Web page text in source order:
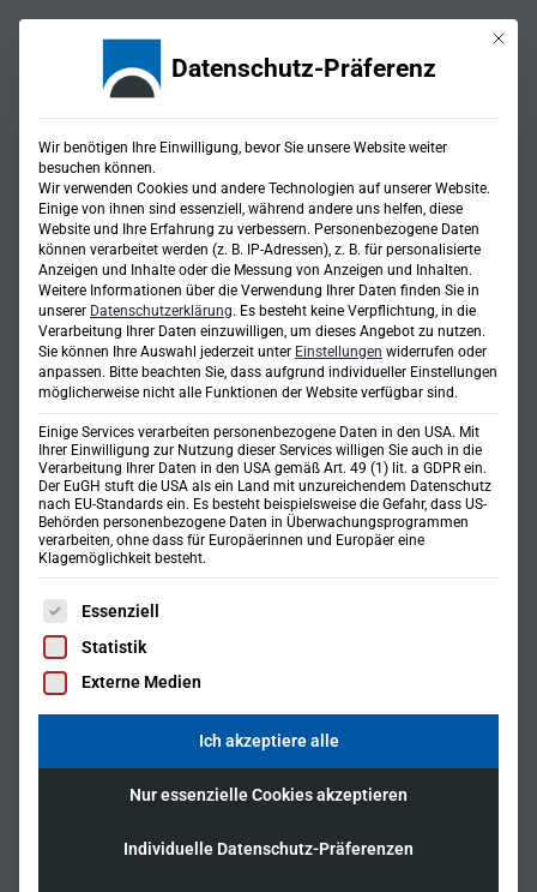
Spartenkoordination
Mit
Datenschutz-Präferenz
Wir benötigen Ihre Einwilligung, bevor Sie unsere Website weiter
besuchen können.
Wir verwenden Cookies und andere Technologien auf unserer Website.
Einige von ihnen sind essenziell, während andere uns helfen, diese
Website und Ihre Erfahrung zu verbessern. Personenbezogene Daten
können verarbeitet werden (z. B. IP-Adressen), z. B. für personalisierte
Anzeigen und Inhalte oder die Messung von Anzeigen und Inhalten.
Weitere Informationen über die Verwendung Ihrer Daten finden Sie in
unserer Datenschutzerklärung. Es besteht keine Verpflichtung, in die
Verarbeitung Ihrer Daten einzuwilligen, um dieses Angebot zu nutzen.
Sie können Ihre Auswahl jederzeit unter Einstellungen widerrufen oder
anpassen. Bitte beachten Sie, dass aufgrund individueller Einstellungen
möglicherweise nicht alle Funktionen der Website verfügbar sind.
Einige Services verarbeiten personenbezogene Daten in den USA. Mit
Ihrer Einwilligung zur Nutzung dieser Services willigen Sie auch in die
Verarbeitung Ihrer Daten in den USA gemäß Art. 49 (1) lit. a GDPR ein.
Der EuGH stuft die USA als ein Land mit unzureichendem Datenschutz
nach EU-Standards ein. Es besteht beispielsweise die Gefahr, dass US-
Behörden personenbezogene Daten in Überwachungsprogrammen
verarbeiten, ohne dass für Europäerinnen und Europäer eine
Klagemöglichkeit besteht.
Es folgt eine Liste der Service-Gruppen, für die eine
Essenziell
Statistik
Externe Medien
Ich akzeptiere alle
Nur essenzielle Cookies akzeptieren
Individuelle Datenschutz-Präferenzen